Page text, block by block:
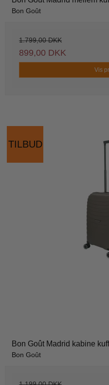
Bon Goût
1.799,00 DKK
899,00 DKK
Vis
TILBUD
Bon Goût Madrid kabine
Bon Goût